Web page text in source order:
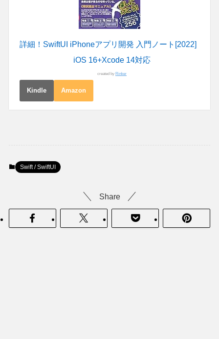
詳細！SwiftUI iPhoneアプリ開発 入門ノート[2022]
iOS 16+Xcode 14対応
created by Rinker
Kindle Amazon
Swift / SwiftUI
Share